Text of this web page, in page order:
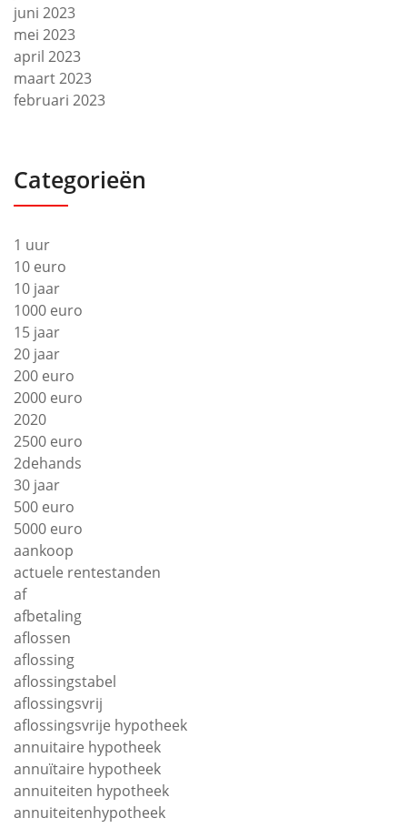
juni 2023
mei 2023
april 2023
maart 2023
februari 2023
Categorieën
1 uur
10 euro
10 jaar
1000 euro
15 jaar
20 jaar
200 euro
2000 euro
2020
2500 euro
2dehands
30 jaar
500 euro
5000 euro
aankoop
actuele rentestanden
af
afbetaling
aflossen
aflossing
aflossingstabel
aflossingsvrij
aflossingsvrije hypotheek
annuitaire hypotheek
annuïtaire hypotheek
annuiteiten hypotheek
annuiteitenhypotheek